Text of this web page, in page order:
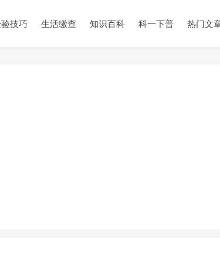
技巧 生活缴查 知识百科 科一下普 热门文